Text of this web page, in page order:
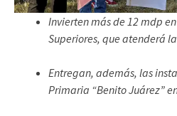
Invierten más de 12 mdp
Superiores, que atenderá
Entregan, además, las
Primaria “Benito Juárez”